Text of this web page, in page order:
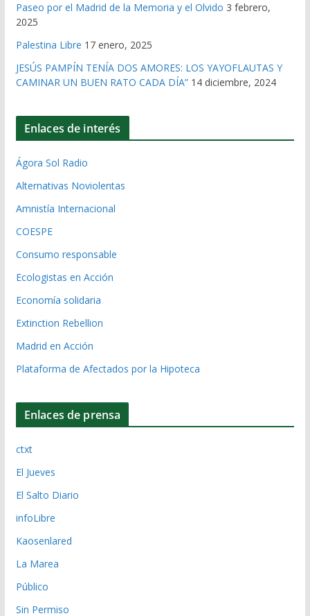
Paseo por el Madrid de la Memoria y el Olvido 3 febrero,
2025
Palestina Libre 17 enero, 2025
JESÚS PAMPÍN TENÍA DOS AMORES: LOS YAYOFLAUTAS Y
CAMINAR UN BUEN RATO CADA DÍA” 14 diciembre, 2024
Enlaces de interés
Ágora Sol Radio
Alternativas Noviolentas
Amnistía Internacional
COESPE
Consumo responsable
Ecologistas en Acción
Economía solidaria
Extinction Rebellion
Madrid en Acción
Plataforma de Afectados por la Hipoteca
Enlaces de prensa
ctxt
El Jueves
El Salto Diario
infoLibre
Kaosenlared
La Marea
Público
Sin Permiso